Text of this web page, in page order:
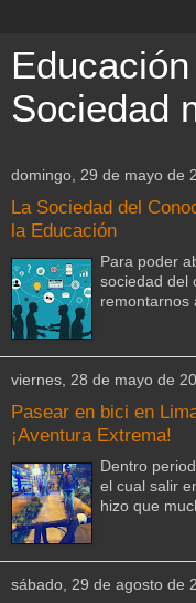
Sociedad
domingo, 29 de mayo de
La Sociedad del
la Educación
Para poder
sociedad del
remontarnos
viernes, 28 de mayo de
Pasear en bici en
¡Aventura Extrema!
Dentro
el cual salir
hizo que
sábado, 29 de agosto de